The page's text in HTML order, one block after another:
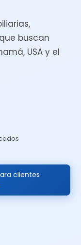
buscan
USA y el
clientes